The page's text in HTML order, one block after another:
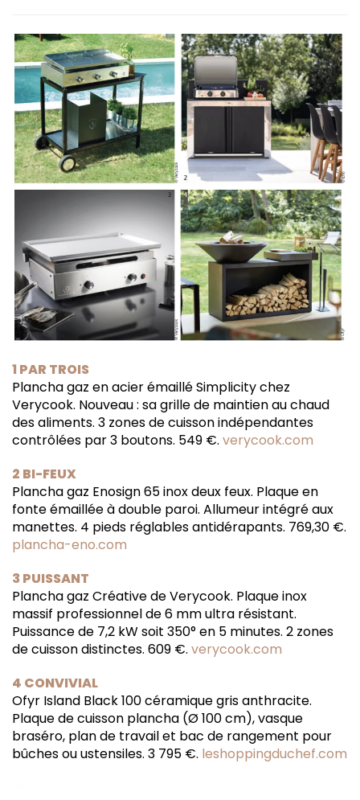
1 PAR TROIS
Plancha gaz en acier émaillé Simplicity chez
Verycook. Nouveau : sa grille de maintien au chaud
des aliments. 3 zones de cuisson indépendantes
contrôlées par 3 boutons. 549 €. verycook.com
2 BI-FEUX
Plancha gaz Enosign 65 inox deux feux. Plaque en
fonte émaillée à double paroi. Allumeur intégré aux
manettes. 4 pieds réglables antidérapants. 769,30 €.
plancha-eno.com
3 PUISSANT
Plancha gaz Créative de Verycook. Plaque inox
massif professionnel de 6 mm ultra résistant.
Puissance de 7,2 kW soit 350° en 5 minutes. 2 zones
de cuisson distinctes. 609 €. verycook.com
4 CONVIVIAL
Ofyr Island Black 100 céramique gris anthracite.
Plaque de cuisson plancha (Ø 100 cm), vasque
braséro, plan de travail et bac de rangement pour
bûches ou ustensiles. 3 795 €. leshoppingduchef.com